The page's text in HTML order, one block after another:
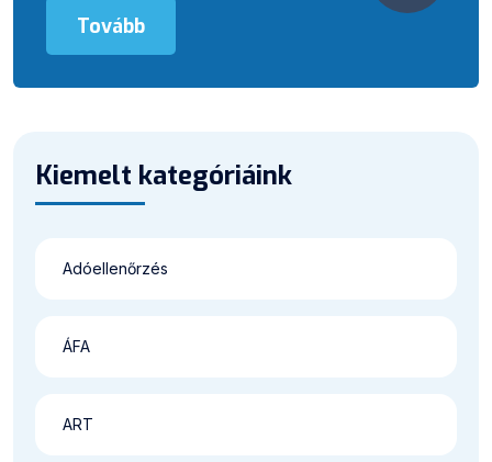
Tovább
Kiemelt kategóriáink
Adóellenőrzés
ÁFA
ART